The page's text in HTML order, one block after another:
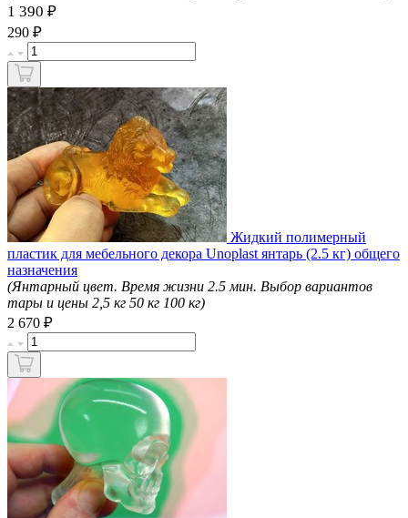
1 390 ₽
290 ₽
Жидкий полимерный
пластик для мебельного декора Unoplast янтарь (2.5 кг) общего
назначения
(Янтарный цвет. Время жизни 2.5 мин. Выбор вариантов
тары и цены 2,5 кг 50 кг 100 кг)
2 670 ₽